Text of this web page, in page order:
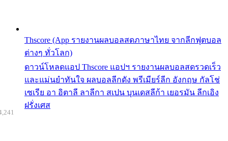
Thscore (App รายงานผลบอลสดภาษาไทย จากลีกฟุตบอล
ต่างๆ ทั่วโลก)
ดาวน์โหลดแอป Thscore แอปฯ รายงานผลบอลสดรวดเร็ว
และแม่นยำทันใจ ผลบอลลีกดัง พรีเมียร์ลีก อังกฤษ กัลโช่
เซเรีย อา อิตาลี ลาลีกา สเปน บุนเดสลีก้า เยอรมัน ลีกเอิง
ฝรั่งเศส